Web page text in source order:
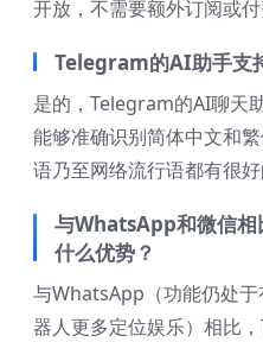
开放，不需要额外订阅或付
Telegram的AI助手支
是的，Telegram的AI聊天
能够准确识别简体中文和
语乃至网络流行语都有很好
与WhatsApp和微信
什么优势？
与WhatsApp（功能仍处
器人更多定位娱乐）相比